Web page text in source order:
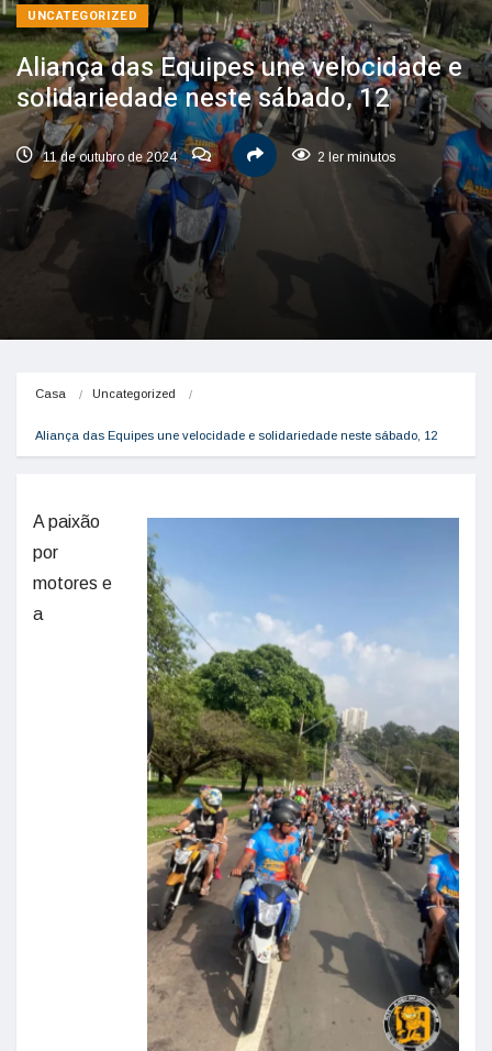
UNCATEGORIZED
Aliança das Equipes une velocidade e
solidariedade neste sábado, 12
11 de outubro de 2024 2 ler minutos
Casa Uncategorized
Aliança das Equipes une velocidade e solidariedade neste sábado, 12
A paixão
por
motores e
a